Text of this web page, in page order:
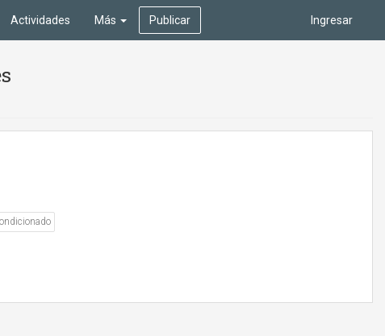
Ingresar
Actividades Más Publicar